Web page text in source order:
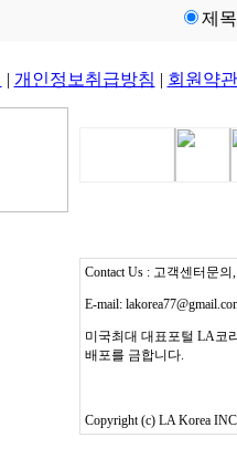
제
| 개인정보취급방침 | 회원약관
Contact Us : 고객센터문의
E-mail:
미국최대 대표포털 LA코
배포를 금합니다.
Copyright (c) LA Korea